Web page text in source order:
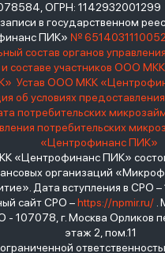
ОГРН: 1142932001299
в государственном
ПИК» №
состав органов
и составе участников ООО
Устав ООО МКК
об условиях
потребительских
потребительских
«Центрофинанс ПИК»
«Центрофинанс ПИК»
организаций
Дата вступления в СРО –
сайт СРО –https://npmir.ru/.
- 107078, г. Москва Орликов
этаж 2, пом.11